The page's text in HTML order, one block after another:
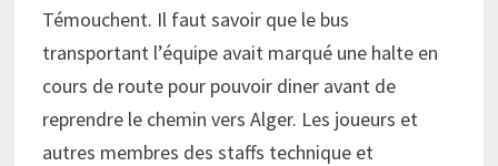
Témouchent. Il faut savoir que le bus
transportant l’équipe avait marqué une halte en
cours de route pour pouvoir diner avant de
reprendre le chemin vers Alger. Les joueurs et
autres membres des staffs technique et